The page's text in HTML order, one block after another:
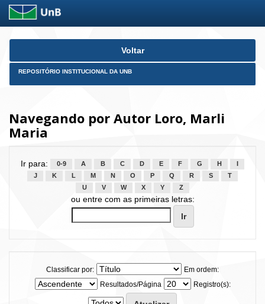
Skip
Voltar
REPOSITÓRIO INSTITUCIONAL DA UNB
Navegando por Autor Loro, Marli
Maria
Ir para: 0-9 A B C D E F G H
J
K L M N O P Q R S
T
U
V W X Y Z
ou entre com as primeiras letras:
Classificar por:
Em ordem:
Resultados/Página
Registro(s):